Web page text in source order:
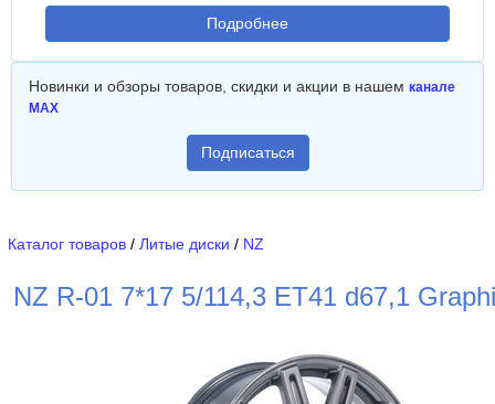
Подробнее
Новинки и обзоры товаров, скидки и акции в нашем канале
MAX
Подписаться
Каталог товаров / Литые диски / NZ
NZ R-01 7*17 5/114,3 ET41 d67,1